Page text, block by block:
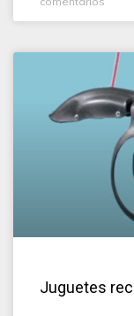
Juguetes